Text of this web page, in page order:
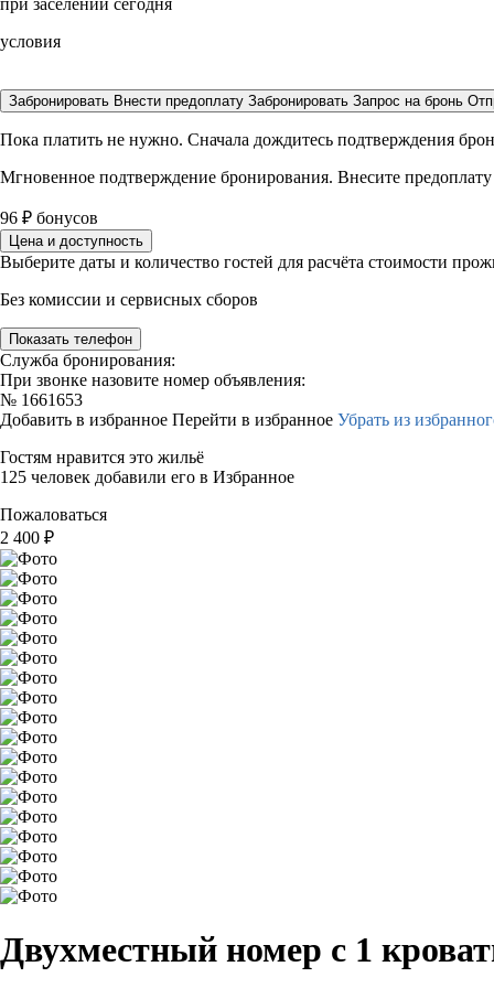
при заселении сегодня
условия
Забронировать Внести предоплату Забронировать Запрос на бронь
Пока платить не нужно. Сначала дождитесь подтверждения
Мгновенное подтверждение бронирования. Внесите
96 ₽ бонусов
Цена и доступность
Выберите даты и количество гостей для расчёта стоимости
Без комиссии и сервисных сборов
Показать телефон
Служба бронирования:
При звонке назовите номер объявления:
№ 1661653
Добавить в избранное Перейти в избранное Убрать из
Гостям нравится это жильё
125 человек добавили его в Избранное
Пожаловаться
2 400 ₽
Двухместный номер с 1